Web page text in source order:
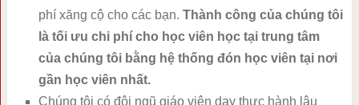
phí xăng cộ cho các bạn. Thành công của chúng tôi
là tối ưu chi phí cho học viên học tại trung tâm
của chúng tôi bằng hệ thống đón học viên tại nơi
gần học viên nhất.
Chúng tôi có đội ngũ giáo viên dạy thực hành lâu